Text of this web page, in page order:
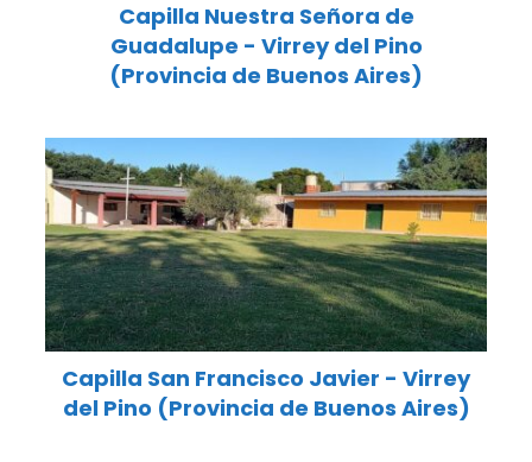
Capilla Nuestra Señora de
Guadalupe - Virrey del Pino
(Provincia de Buenos Aires)
Capilla San Francisco Javier - Virrey
del Pino (Provincia de Buenos Aires)